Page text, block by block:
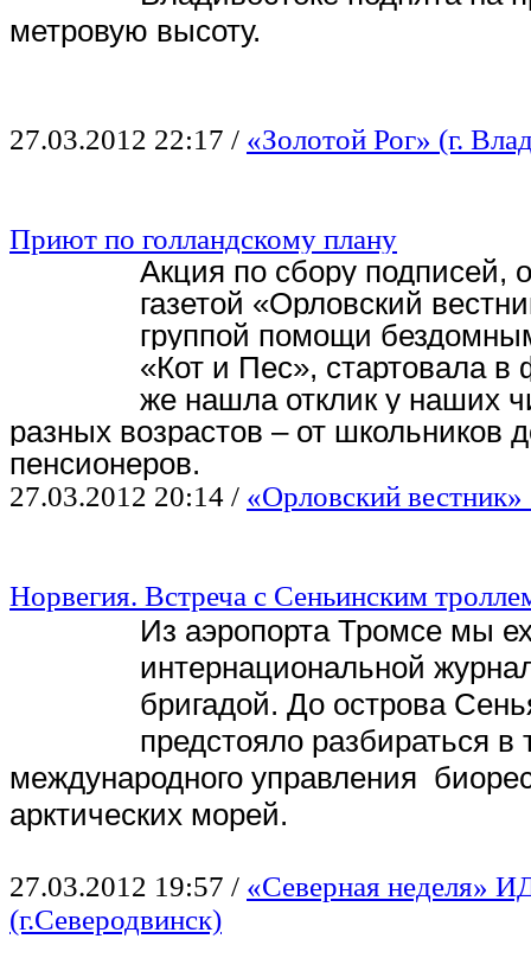
метровую высоту.
27.03.2012 22:17 / «Золотой Рог» (г.
Приют по голландскому плану
Акция по сбору подписей,
газетой «Орловский
группой помощи
«Кот и Пес», стартовала в
же нашла отклик у наших
разных возрастов – от школьников
пенсионеров.
27.03.2012 20:14 / «Орловский вестник»
Норвегия. Встреча с Сеньинским
Из аэропорта Тромсе мы
интернациональной
бригадой. До острова
предстояло разбираться в
международного управления
арктических морей.
27.03.2012 19:57 / «Северная неделя»
(г.Северодвинск)